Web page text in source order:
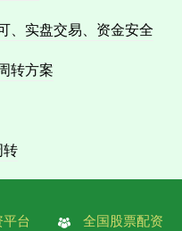
、实盘交易、资金安全
转方案
转
平台 全国股票配资